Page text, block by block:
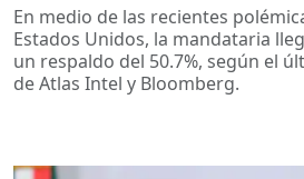
En medio de las recientes
Estados Unidos, la mandataria
un respaldo del 50.7%, según el
de Atlas Intel y Bloomberg.